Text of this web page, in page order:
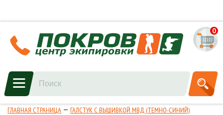
0
ГЛАВНАЯ СТРАНИЦА ГАЛСТУК С ВЫШИВКОЙ МВД (ТЕМНО-СИНИЙ)